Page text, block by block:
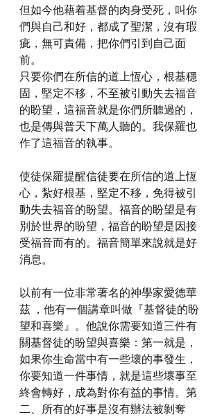
但如今他藉着基督的肉身受死，叫你
們與自己和好，都成了聖潔，沒有瑕
疵，無可責備，把你們引到自己面
前。
只要你們在所信的道上恆心，根基穩
固，堅定不移，不至被引動失去福音
的盼望，這福音就是你們所聽過的，
也是傳與普天下萬人聽的。我保羅也
作了這福音的執事。
使徒保羅提醒信徒要在所信的道上恆
心，紮好根基，堅定不移，免得被引
動失去福音的盼望。福音的盼望是有
別於世界的盼望，福音的盼望是因接
受福音而有的。福音簡單來說就是好
消息。
以前有一位非常著名的神學家愛德華
茲 ，他有一個講章叫做『基督徒的盼
望和喜樂』。他說你需要知道三件有
關基督徒的盼望與喜樂：第一就是，
如果你生命當中有一些壞的事發生，
你要知道一件事情，就是這些壞事至
終會轉好，成為對你有益的事情。第
二、所有的好事是沒有辦法被剝奪